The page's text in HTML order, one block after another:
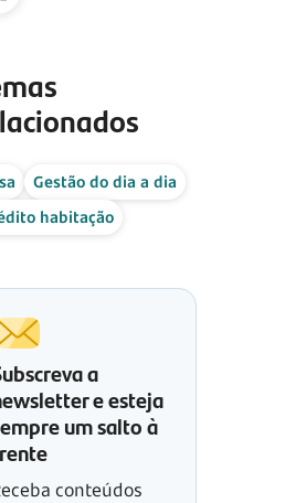
Gestão do dia a dia
habitação
a
e esteja
um salto à
conteúdos